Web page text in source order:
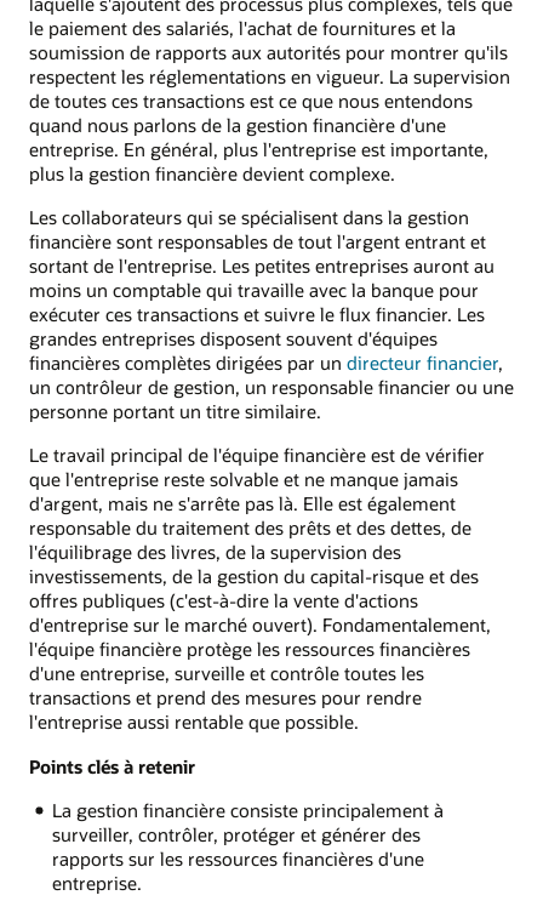
le paiement des salariés, l'achat de fournitures et la
soumission de rapports aux autorités pour montrer qu'ils
respectent les réglementations en vigueur. La supervision
de toutes ces transactions est ce que nous entendons
quand nous parlons de la gestion financière d'une
entreprise. En général, plus l'entreprise est importante,
plus la gestion financière devient complexe.
Les collaborateurs qui se spécialisent dans la gestion
financière sont responsables de tout l'argent entrant et
sortant de l'entreprise. Les petites entreprises auront au
moins un comptable qui travaille avec la banque pour
exécuter ces transactions et suivre le flux financier. Les
grandes entreprises disposent souvent d'équipes
financières complètes dirigées par un directeur financier,
un contrôleur de gestion, un responsable financier ou une
personne portant un titre similaire.
Le travail principal de l'équipe financière est de vérifier
que l'entreprise reste solvable et ne manque jamais
d'argent, mais ne s'arrête pas là. Elle est également
responsable du traitement des prêts et des dettes, de
l'équilibrage des livres, de la supervision des
investissements, de la gestion du capital-risque et des
offres publiques (c'est-à-dire la vente d'actions
d'entreprise sur le marché ouvert). Fondamentalement,
l'équipe financière protège les ressources financières
d'une entreprise, surveille et contrôle toutes les
transactions et prend des mesures pour rendre
l'entreprise aussi rentable que possible.
Points clés à retenir
La gestion financière consiste principalement à
surveiller, contrôler, protéger et générer des
rapports sur les ressources financières d'une
entreprise.